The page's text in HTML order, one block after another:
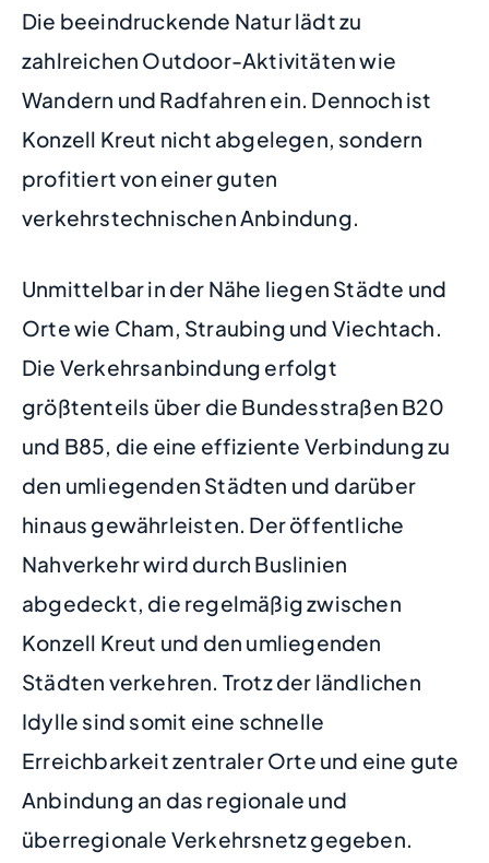
Die beeindruckende Natur lädt zu
zahlreichen Outdoor-Aktivitäten wie
Wandern und Radfahren ein. Dennoch ist
Konzell Kreut nicht abgelegen, sondern
profitiert von einer guten
verkehrstechnischen Anbindung.
Unmittelbar in der Nähe liegen Städte und
Orte wie Cham, Straubing und Viechtach.
Die Verkehrsanbindung erfolgt
größtenteils über die Bundesstraßen B20
und B85, die eine effiziente Verbindung zu
den umliegenden Städten und darüber
hinaus gewährleisten. Der öffentliche
Nahverkehr wird durch Buslinien
abgedeckt, die regelmäßig zwischen
Konzell Kreut und den umliegenden
Städten verkehren. Trotz der ländlichen
Idylle sind somit eine schnelle
Erreichbarkeit zentraler Orte und eine gute
Anbindung an das regionale und
überregionale Verkehrsnetz gegeben.